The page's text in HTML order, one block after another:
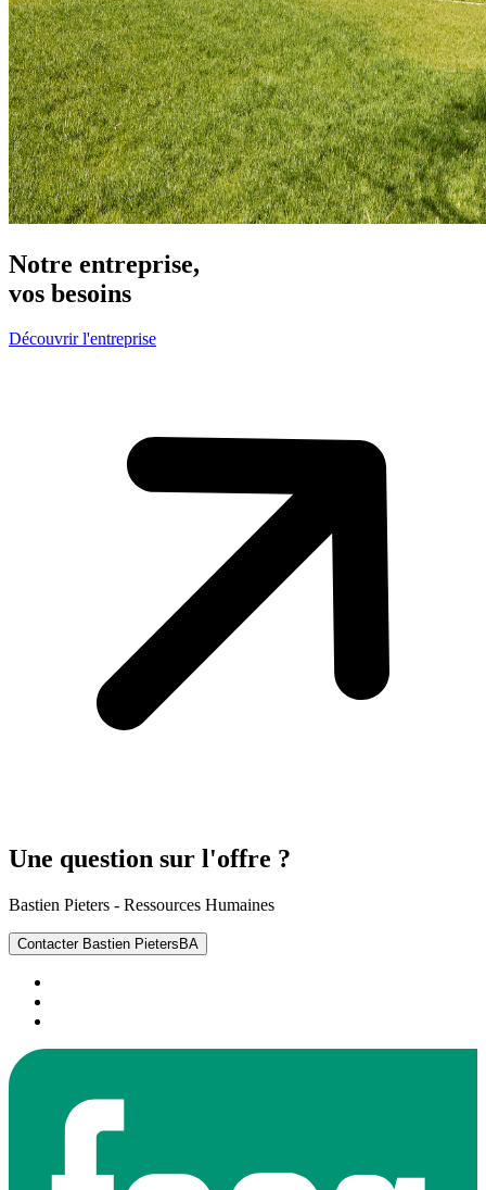
Notre entreprise,
vos besoins
Découvrir l'entreprise
Une question sur l'offre ?
Bastien Pieters - Ressources Humaines
Contacter Bastien Pieters BA